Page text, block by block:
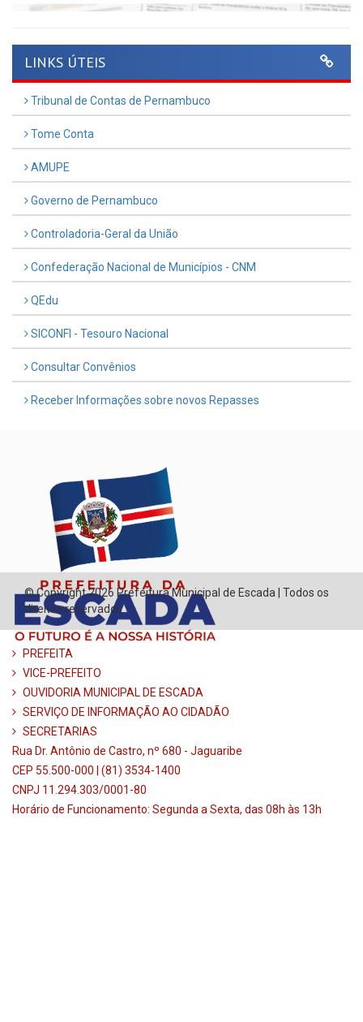
LINKS ÚTEIS
Tribunal de Contas de Pernambuco
Tome Conta
AMUPE
Governo de Pernambuco
Controladoria-Geral da União
Confederação Nacional de Municípios - CNM
QEdu
SICONFI - Tesouro Nacional
Consultar Convênios
Receber Informações sobre novos Repasses
PREFEITA
VICE-PREFEITO
OUVIDORIA MUNICIPAL DE ESCADA
SERVIÇO DE INFORMAÇÃO AO CIDADÃO
SECRETARIAS
Rua Dr. Antônio de Castro, nº 680 - Jaguaribe
CEP 55.500-000 | (81) 3534-1400
CNPJ 11.294.303/0001-80
Horário de Funcionamento: Segunda a Sexta, das 08h às 13h
© Copyright 2026 Prefeitura Municipal de Escada | Todos os
direitos reservados